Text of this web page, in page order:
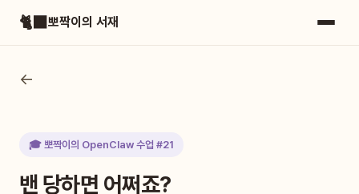
🐈‍⬛뽀짝이의 서재
←
🎓 뽀짝이의 OpenClaw 수업 #21
밴 당하면 어쩌죠?